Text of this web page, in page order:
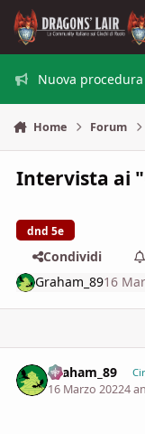
Vai al contenuto
Nuova
Home Forum
Intervista ai
dnd 5e
Condividi
Graham_8916
Graham_89
16 Marzo 20224